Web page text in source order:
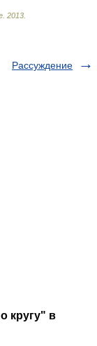
2013
Рассуждение
кругу" в